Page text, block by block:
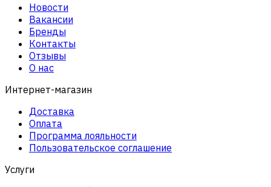
Новости
Вакансии
Бренды
Контакты
Отзывы
О нас
Интернет-магазин
Доставка
Оплата
Программа лояльности
Пользовательское соглашение
Услуги